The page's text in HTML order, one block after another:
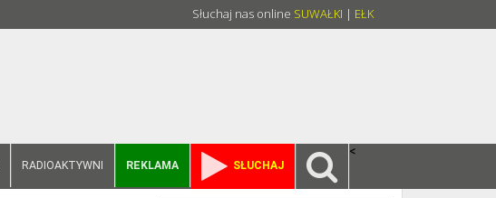
Słuchaj nas online SUWAŁKI | EŁK
<
RADIOAKTYWNI REKLAMA SŁUCHAJ